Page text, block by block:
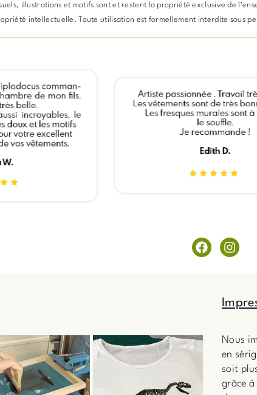
illustrations et motifs sont et restent la propriété exclusive de
intellectuelle. Toute utilisation est formellement interdite sous
F
a
I
n
g
m
Nous
en
soit
grâce à